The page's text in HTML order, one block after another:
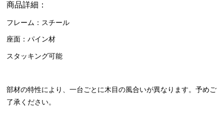
商品詳細：
フレーム：スチール
座面：パイン材
スタッキング可能
部材の特性により、一台ごとに木目の風合いが異なります。予めご
了承ください。